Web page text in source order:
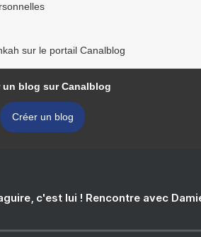
sur le portail Canalblog
un blog sur Canalblog
Créer un blog
c'est lui ! Rencontre avec